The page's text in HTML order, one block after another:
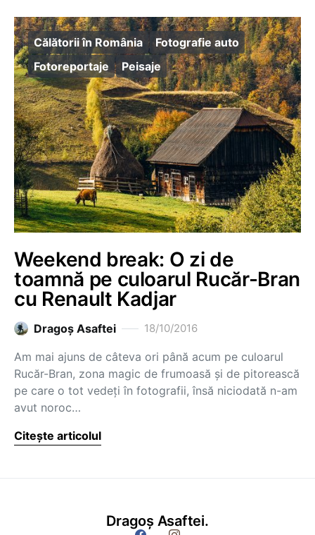
Călătorii în România
Fotografie auto
Fotoreportaje
Peisaje
Weekend break: O zi de
toamnă pe culoarul Rucăr-Bran
cu Renault Kadjar
Dragoş Asaftei 18/10/2016
Am mai ajuns de câteva ori până acum pe culoarul
Rucăr-Bran, zona magic de frumoasă și de pitorească
pe care o tot vedeți în fotografii, însă niciodată n-am
avut noroc…
Citește articolul
Dragoș Asaftei.